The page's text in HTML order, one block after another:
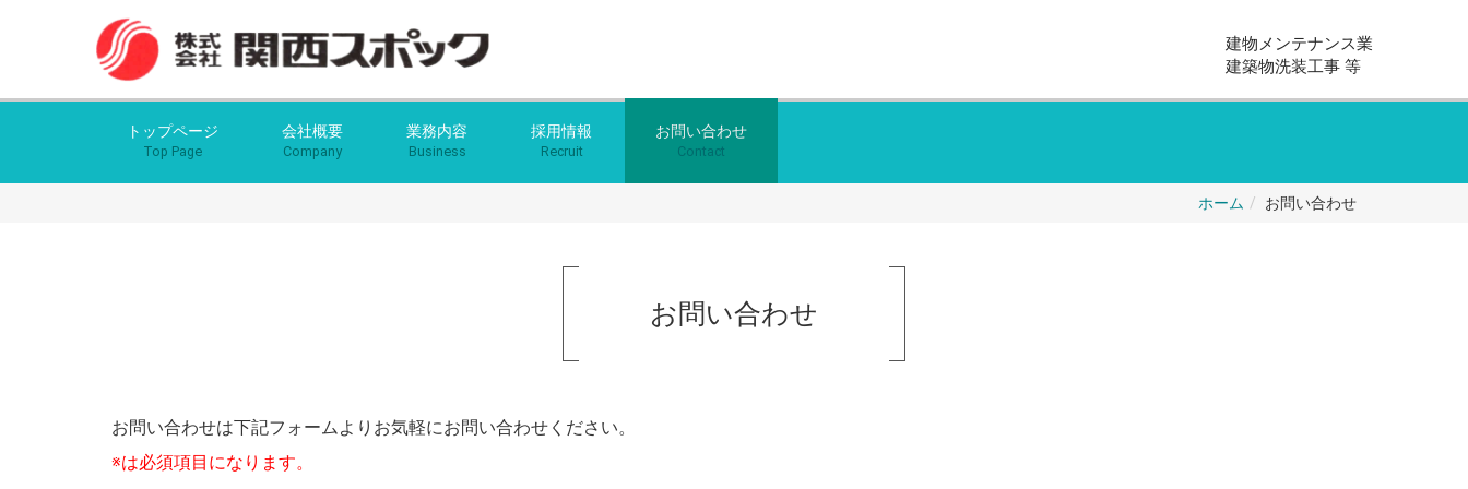
建物メンテナンス業
建築物洗装工事 等
トップページ
Top Page
会社概要
Company
業務内容
Business
採用情報
Recruit
お問い合わせ
Contact
ホーム お問い合わせ
お問い合わせ
お問い合わせは下記フォームよりお気軽にお問い合わせください。
※は必須項目になります。